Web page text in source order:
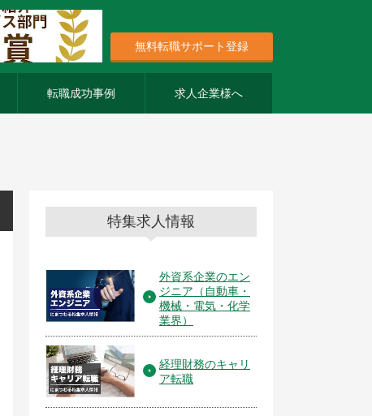
無料転職サポート登録
転職成功事例 求人企業様へ
特集求人情報
外資系企業のエン
ジニア（自動車・
機械・電気・化学
業界）
経理財務のキャリ
ア転職